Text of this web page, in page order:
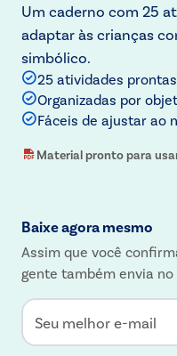
Um caderno com 25
adaptar às crianças
simbólico.
25 atividades
Organizadas por
Fáceis de ajustar ao
Material pronto para
Baixe agora mesmo
Assim que você
gente também envia no
Seu melhor e-mail